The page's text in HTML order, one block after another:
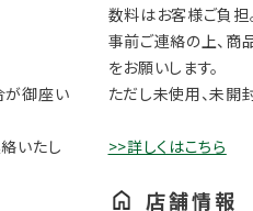
が御座い
いたし
数料はお客様ご負担
事前ご連絡の上、
をお願いします。
ただし未使用、未開
>>詳しくはこちら
店舗情報